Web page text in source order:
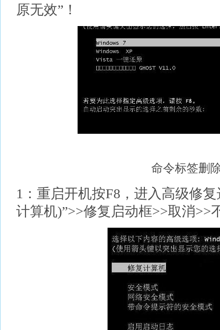
原无效”！
命令标签删
1：重启开机按F8，进入高级修
计算机)”>>修复启动框>>取消>>